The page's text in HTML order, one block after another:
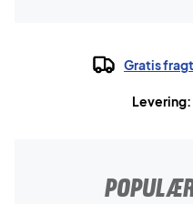
Gratis fragt